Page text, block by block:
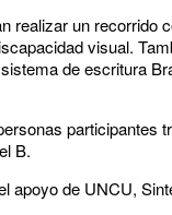
realizar un recorrido
visual.
de escritura
participantes
B.
apoyo de UNCU,